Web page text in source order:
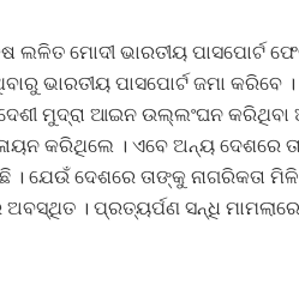
ମୋଦୀ ଭାରତୀୟ ପାସପୋର୍ଟ
ଭାରତୀୟ ପାସପୋର୍ଟ ଜମା କରିବେ
ମୁଦ୍ରା ଆଇନ ଉଲ୍ଲଂଘନ
କରିଥିଲେ । ଏବେ ଅନ୍ୟ ଦେଶରେ
ଯେଉଁ ଦେଶରେ ତାଙ୍କୁ ନାଗରିକତା
ଅବସ୍ଥିତ । ପ୍ରତ୍ୟର୍ପଣ ସନ୍ଧି